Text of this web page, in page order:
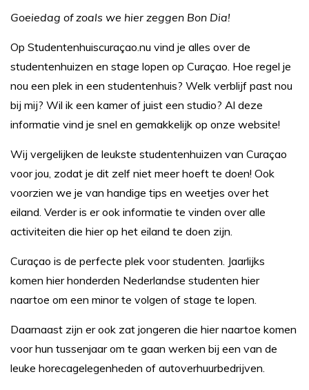
Goeiedag of zoals we hier zeggen Bon Dia!
Op Studentenhuiscuraçao.nu vind je alles over de
studentenhuizen en stage lopen op Curaçao. Hoe regel je
nou een plek in een studentenhuis? Welk verblijf past nou
bij mij? Wil ik een kamer of juist een studio? Al deze
informatie vind je snel en gemakkelijk op onze website!
Wij vergelijken de leukste studentenhuizen van Curaçao
voor jou, zodat je dit zelf niet meer hoeft te doen! Ook
voorzien we je van handige tips en weetjes over het
eiland. Verder is er ook informatie te vinden over alle
activiteiten die hier op het eiland te doen zijn.
Curaçao is de perfecte plek voor studenten. Jaarlijks
komen hier honderden Nederlandse studenten hier
naartoe om een minor te volgen of stage te lopen.
Daarnaast zijn er ook zat jongeren die hier naartoe komen
voor hun tussenjaar om te gaan werken bij een van de
leuke horecagelegenheden of autoverhuurbedrijven.